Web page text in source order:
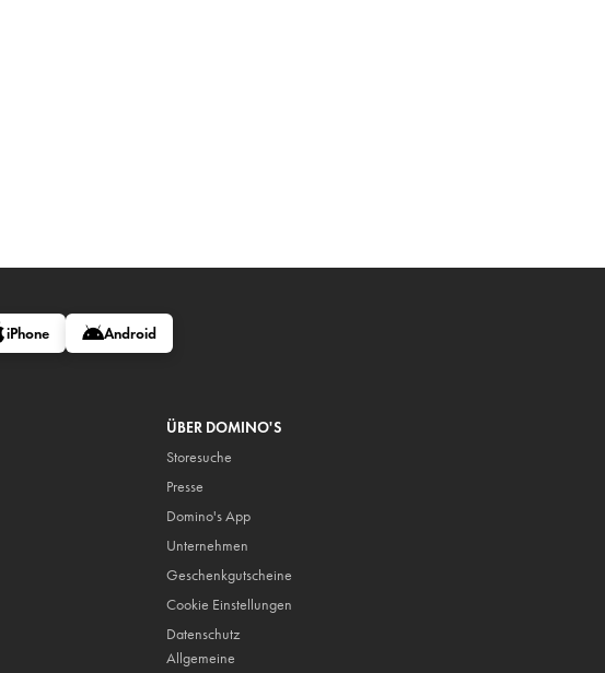
iPhone Android
ÜBER DOMINO'S
Storesuche
Presse
Domino's App
Unternehmen
Geschenkgutscheine
Cookie Einstellungen
Datenschutz
Allgemeine